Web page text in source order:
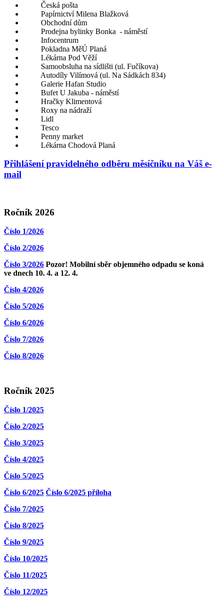
Česká pošta
Papírnictví Milena Blažková
Obchodní dům
Prodejna bylinky Bonka - náměstí
Infocentrum
Pokladna MěÚ Planá
Lékárna Pod Věží
Samoobsluha na sídlišti (ul. Fučíkova)
Autodíly Vilímová (ul. Na Sádkách 834)
Galerie Hafan Studio
Bufet U Jakuba - náměstí
Hračky Klimentová
Roxy na nádraží
Lidl
Tesco
Penny market
Lékárna Chodová Planá
Přihlášení pravidelného odběru měsíčníku na Váš e-
mail
Ročník 2026
Číslo 1/2026
Číslo 2/2026
Číslo 3/2026 Pozor! Mobilní sběr objemného odpadu se koná
ve dnech 10. 4. a 12. 4.
Číslo 4/2026
Číslo 5/2026
Číslo 6/2026
Číslo 7/2026
Číslo 8/2026
Ročník 2025
Číslo 1/2025
Číslo 2/2025
Číslo 3/2025
Číslo 4/2025
Číslo 5/2025
Číslo 6/2025 Číslo 6/2025 příloha
Číslo 7/2025
Číslo 8/2025
Číslo 9/2025
Číslo 10/2025
Číslo 11/2025
Číslo 12/2025